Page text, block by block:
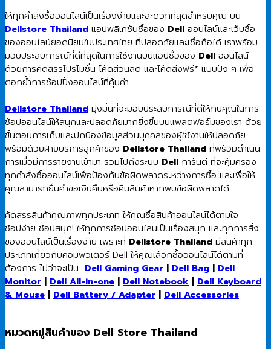
ให้ทุกคำสั่งซื้อออนไลน์เป็นเรื่องง่ายและสะดวกที่สุดสำหรับคุณ บน
Dellstore Thailand แอปพลิเคชันซื้อของ Dell ออนไลน์และเว็บซื้อ
ของออนไลน์ยอดนิยมในประเทศไทย ที่ปลอดภัยและเชื่อถือได้ เราพร้อม
มอบประสบการณ์ที่ดีที่สุดในการใช้งานบนแอปซื้อของ Dell ออนไลน์
ด้วยการคัดสรรโปรโมชั่น โค้ดส่วนลด และโค้ดส่งฟรี* แบบปัง ๆ เพื่อ
ตอกย้ำการช้อปปิ้งออนไลน์ที่คุ้มค่า
Dellstore Thailand มุ่งมั่นที่จะมอบประสบการณ์ที่ดีให้กับคุณในการ
ช้อปออนไลน์ให้สนุกและปลอดภัยมากยิ่งขึ้นบนแพลตฟอร์มของเรา ด้วย
ขั้นตอนการเก็บและปกป้องข้อมูลส่วนบุคคลของผู้ใช้งานให้ปลอดภัย
พร้อมด้วยฝ่ายบริการลูกค้าของ Dellstore Thailand ที่พร้อมดำเนิน
การเมื่อมีการรายงานเข้ามา รวมไปถึงระบบ Dell การันตี ที่จะคุ้มครอง
ทุกคำสั่งซื้อออนไลน์เพื่อป้องกันข้อผิดพลาดระหว่างการซื้อ และเพื่อให้
คุณสามารถยื่นคำขอเงินคืนหรือคืนสินค้าหากพบข้อผิดพลาดได้
คัดสรรสินค้าคุณภาพทุกประเภท ให้คุณซื้อสินค้าออนไลน์ได้ตามใจ
ช้อปง่าย ช้อปสนุก! ให้ทุกการช้อปออนไลน์เป็นเรื่องสนุก และทุกการสั่ง
ของออนไลน์เป็นเรื่องง่าย เพราะที่ Dellstore Thailand มีสินค้าทุก
ประเภทเกี่ยวกับคอมพิวเตอร์ Dell ให้คุณเลือกซื้อออนไลน์ได้ตามที่
ต้องการ ไม่ว่าจะเป็น Dell Gaming Gear | Dell Bag | Dell
Monitor | Dell All-in-one | Dell Notebook | Dell Keyboard
& Mouse | Dell Battery / Adapter | Dell Accessories
หมวดหมู่สินค้าของ Dell Store Thailand